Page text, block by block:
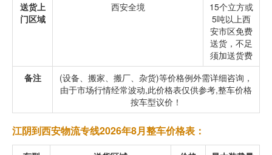
送货上
门区域
西安全境
15个立方或
5吨以上西
安市区免费
送货，不足
须加送货费
备注
(设备、搬家、搬厂、杂货)等价格例外需详细咨询，
由于市场行情经常波动,此价格表仅供参考,整车价格
按车型议价！
江阴到西安物流专线2026年8月整车价格表：